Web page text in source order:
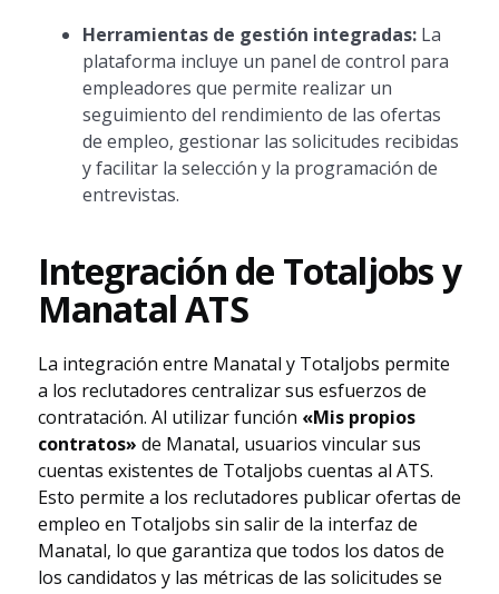
Herramientas de gestión integradas:La
plataforma incluye un panel de control para
empleadores que permite realizar un
seguimiento del rendimiento de las ofertas
de empleo, gestionar las solicitudes recibidas
y facilitar la selección y la programación de
entrevistas.
Integración de Totaljobs y
Manatal ATS
La integración entre Manatal y Totaljobs permite
a los reclutadores centralizar sus esfuerzos de
contratación. Al utilizar función «Mis propios
contratos» de Manatal, usuarios vincular sus
cuentas existentes de Totaljobs cuentas al ATS.
Esto permite a los reclutadores publicar ofertas de
empleo en Totaljobs sin salir de la interfaz de
Manatal, lo que garantiza que todos los datos de
los candidatos y las métricas de las solicitudes se